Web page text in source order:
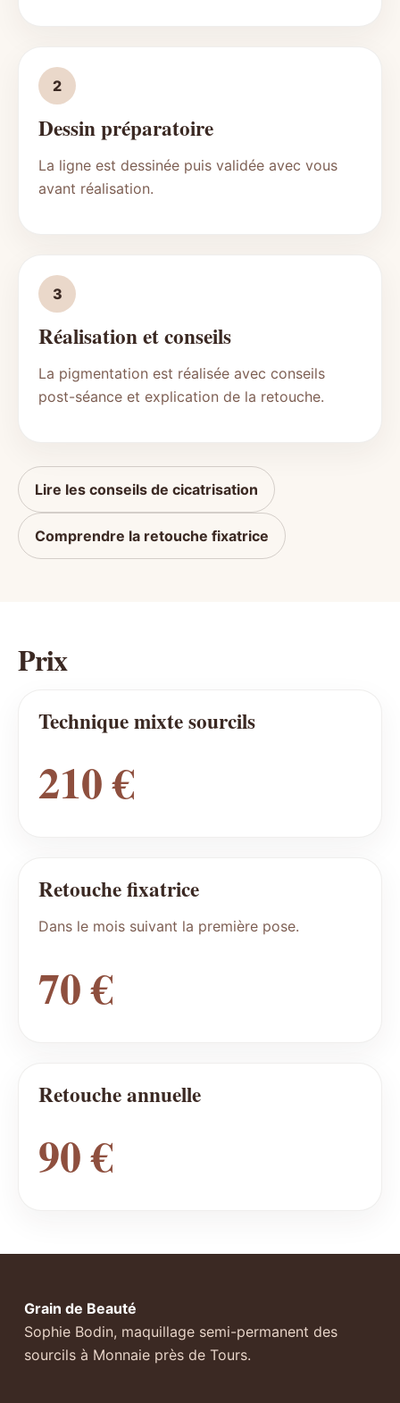
2
Dessin préparatoire
La ligne est dessinée puis validée avec vous
avant réalisation.
3
Réalisation et conseils
La pigmentation est réalisée avec conseils
post-séance et explication de la retouche.
Lire les conseils de cicatrisation
Comprendre la retouche fixatrice
Prix
Technique mixte sourcils
210 €
Retouche fixatrice
Dans le mois suivant la première pose.
70 €
Retouche annuelle
90 €
Grain de Beauté
Sophie Bodin, maquillage semi-permanent des
sourcils à Monnaie près de Tours.